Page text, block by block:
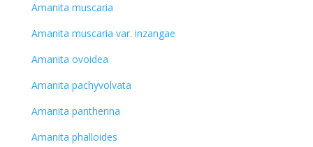
Amanita muscaria
Amanita muscaria var. inzangae
Amanita ovoidea
Amanita pachyvolvata
Amanita pantherina
Amanita phalloides